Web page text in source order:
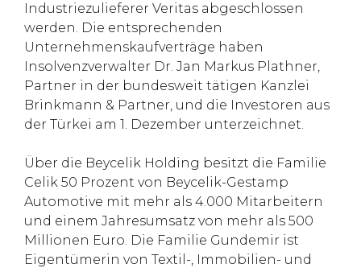
Industriezulieferer Veritas abgeschlossen
werden. Die entsprechenden
Unternehmenskaufverträge haben
Insolvenzverwalter Dr. Jan Markus Plathner,
Partner in der bundesweit tätigen Kanzlei
Brinkmann & Partner, und die Investoren aus
der Türkei am 1. Dezember unterzeichnet.
Über die Beycelik Holding besitzt die Familie
Celik 50 Prozent von Beycelik-Gestamp
Automotive mit mehr als 4.000 Mitarbeitern
und einem Jahresumsatz von mehr als 500
Millionen Euro. Die Familie Gundemir ist
Eigentümerin von Textil-, Immobilien- und